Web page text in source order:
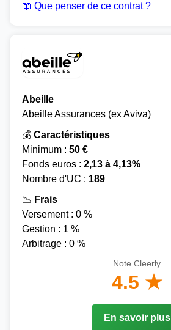
📖 Que penser de ce contrat ?
Abeille
Abeille Assurances (ex Aviva)
💰 Caractéristiques
Minimum : 50 €
Fonds euros : 2,13 à 4,13%
Nombre d'UC : 189
📉 Frais
Versement : 0 %
Gestion : 1 %
Arbitrage : 0 %
Note Cleerly
4.5 ★
En savoir plus